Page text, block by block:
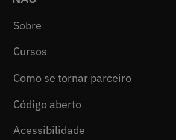
Sobre
Cursos
Como se tornar parceiro
Código aberto
Acessibilidade